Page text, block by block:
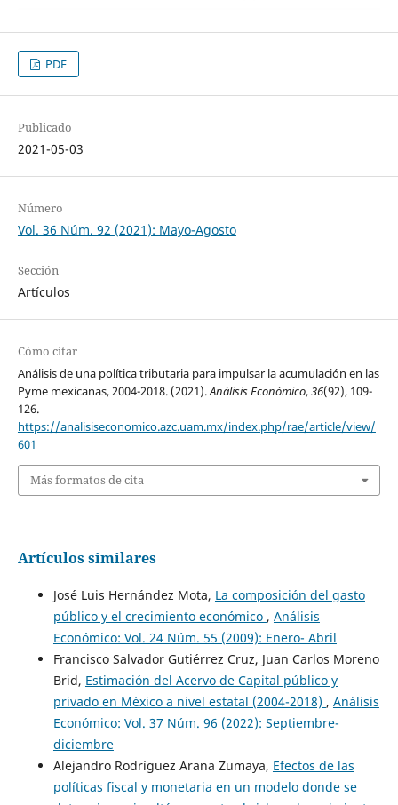
PDF
Publicado
2021-05-03
Número
Vol. 36 Núm. 92 (2021): Mayo-Agosto
Sección
Artículos
Cómo citar
Análisis de una política tributaria para impulsar la acumulación en las
Pyme mexicanas, 2004-2018. (2021).Análisis Económico,36(92), 109-
126.
https://analisiseconomico.azc.uam.mx/index.php/rae/article/view/
601
Más formatos de cita
Artículos similares
José Luis Hernández Mota, La composición del gasto
público y el crecimiento económico , Análisis
Económico: Vol. 24 Núm. 55 (2009): Enero- Abril
Francisco Salvador Gutiérrez Cruz, Juan Carlos Moreno
Brid, Estimación del Acervo de Capital público y
privado en México a nivel estatal (2004-2018) , Análisis
Económico: Vol. 37 Núm. 96 (2022): Septiembre-
diciembre
Alejandro Rodríguez Arana Zumaya, Efectos de las
políticas fiscal y monetaria en un modelo donde se